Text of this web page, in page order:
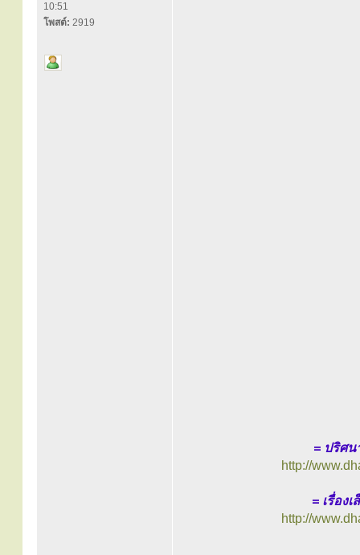
10:51
โพสต์: 2919
= ปริศ
http://
= เรื่อง
http://